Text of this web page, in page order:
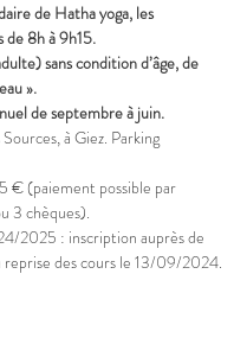
de Hatha yoga, les
de 8h à 9h15.
sans condition d’âge, de
».
de septembre à juin.
à Giez. Parking
€ (paiement possible par
3 chèques).
2025 : inscription auprès de
reprise des cours le 13/09/2024.